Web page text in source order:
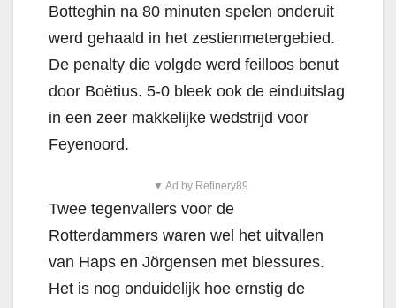
Botteghin na 80 minuten spelen onderuit
werd gehaald in het zestienmetergebied.
De penalty die volgde werd feilloos benut
door Boëtius. 5-0 bleek ook de einduitslag
in een zeer makkelijke wedstrijd voor
Feyenoord.
▼ Ad by Refinery89
Twee tegenvallers voor de
Rotterdammers waren wel het uitvallen
van Haps en Jörgensen met blessures.
Het is nog onduidelijk hoe ernstig de